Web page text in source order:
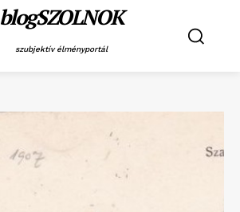
blogSZOLNOK
szubjektív élményportál